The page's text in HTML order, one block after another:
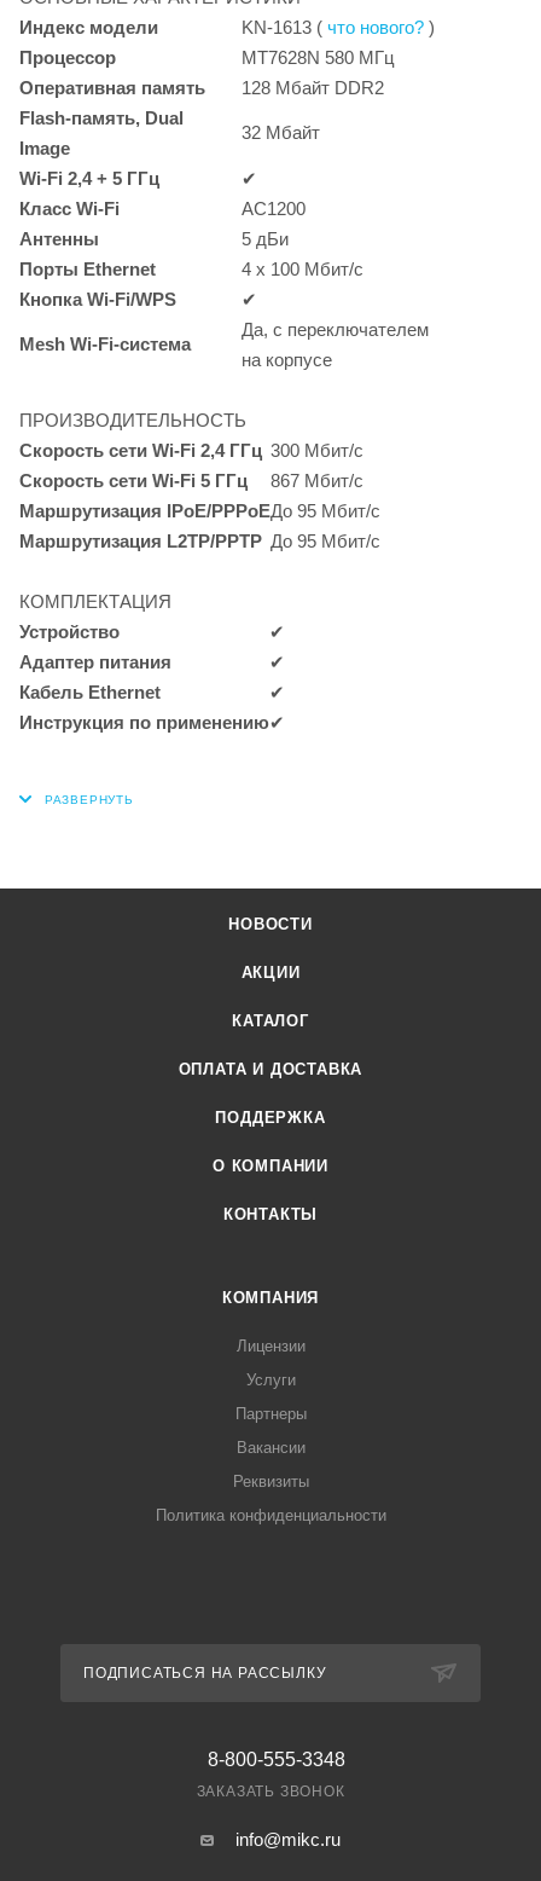
Индекс модели
KN-1613 ( что нового? )
Процессор
MT7628N 580 МГц
Оперативная память
128 Мбайт DDR2
Flash-память, Dual
Image
32 Мбайт
Wi-Fi 2,4 + 5 ГГц
✔
Класс Wi-Fi
AC1200
Антенны
5 дБи
Порты Ethernet
4 x 100 Мбит/с
КнопкаWi-Fi/WPS ✔
Mesh Wi-Fi-система
Да, с переключателем
на корпусе
ПРОИЗВОДИТЕЛЬНОСТЬ
Скорость сети Wi-Fi 2,4 ГГц 300 Мбит/с
Скорость сети Wi-Fi 5 ГГц 867 Мбит/с
Маршрутизация IPoE/PPPoEДо 95 Мбит/с
Маршрутизация L2TP/PPTP До 95 Мбит/с
КОМПЛЕКТАЦИЯ
Устройство
✔
Адаптер питания
✔
Кабель Ethernet
✔
Инструкция по применению✔
НОВОСТИ
АКЦИИ
КАТАЛОГ
ОПЛАТА И ДОСТАВКА
ПОДДЕРЖКА
О КОМПАНИИ
КОНТАКТЫ
КОМПАНИЯ
Лицензии
Услуги
Партнеры
Вакансии
Реквизиты
Политика конфиденциальности
ПОДПИСАТЬСЯ НА РАССЫЛКУ
8-800-555-3348
ЗАКАЗАТЬ ЗВОНОК
info@mikc.ru